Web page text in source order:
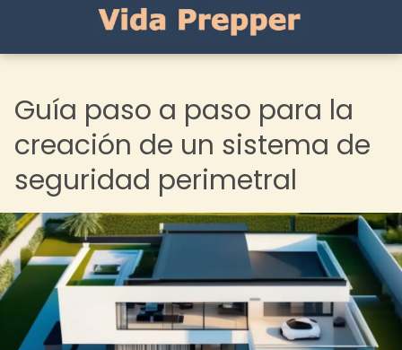
Guía paso a paso para la
creación de un sistema de
seguridad perimetral